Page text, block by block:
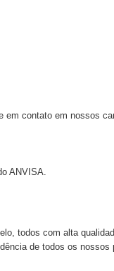
em contato em nossos
ANVISA.
todos com alta
de todos os nossos